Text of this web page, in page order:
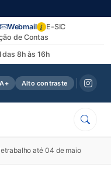
8h às 16h
Webmail i E-SIC
de Contas
A+ Alto contraste
até 04 de maio